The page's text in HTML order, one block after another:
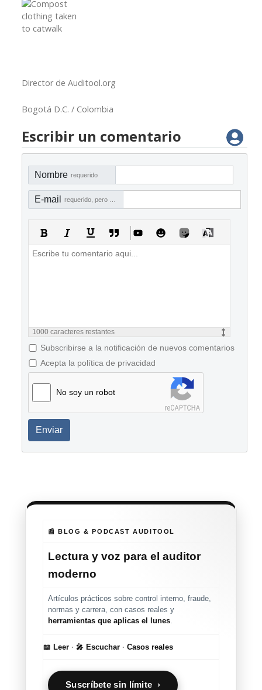
Director de Auditool.org
Bogotá D.C. / Colombia
Escribir un comentario
Nombre requerido
E-mail
1000 caracteres restantes
Subscribirse a la notificación de nuevos comentarios
Acepta la política de privacidad
No soy un robot
Enviar
📰 BLOG & PODCAST AUDITOOL
Lectura y voz para el auditor
moderno
Artículos prácticos sobre control interno, fraude,
normas y carrera, con casos reales y
herramientas que aplicas el lunes.
📖 Leer · 🎤 Escuchar · Casos reales
Suscríbete sin límite ›